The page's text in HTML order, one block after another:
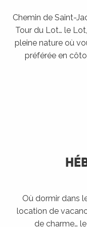
Chemin de Saint-
Tour du Lot… le
pleine nature où
préférée en
Où dormir dans
location de
de charme…